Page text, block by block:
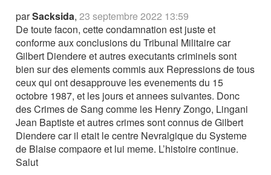
parSacksida,23 septembre 2022 13:59
De toute facon, cette condamnation est juste et
conforme aux conclusions du Tribunal Militaire car
Gilbert Diendere et autres executants criminels sont
bien sur des elements commis aux Repressions de tous
ceux qui ont desapprouve les evenements du 15
octobre 1987, et les jours et annees suivantes. Donc
des Crimes de Sang comme les Henry Zongo, Lingani
Jean Baptiste et autres crimes sont connus de Gilbert
Diendere car il etait le centre Nevralgique du Systeme
de Blaise compaore et lui meme. L’histoire continue.
Salut